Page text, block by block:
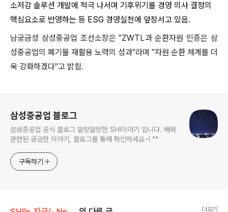
소저감 솔루션 개발에 적극 나서며 기후위기를 경영 의사 결정의
핵심요소로 반영하는 등 ESG 경영실천에 앞장서고 있음.
남궁금성 삼성중공업 조선소장은 "ZWTL과 순환자원 인증은 삼
성중공업의 폐기물 재활용 노력의 성과"라며 "자원 순환 체계를 더
욱 강화하겠다"고 밝힘.
삼성중공업 블로그
삼성중공업 공식 블로그 말랑말랑한 SHI이야기 입니다. 배와
관련된 궁금한 이야기, 블로그를 통해 확인하세요~! ^^
구독하기
더보기